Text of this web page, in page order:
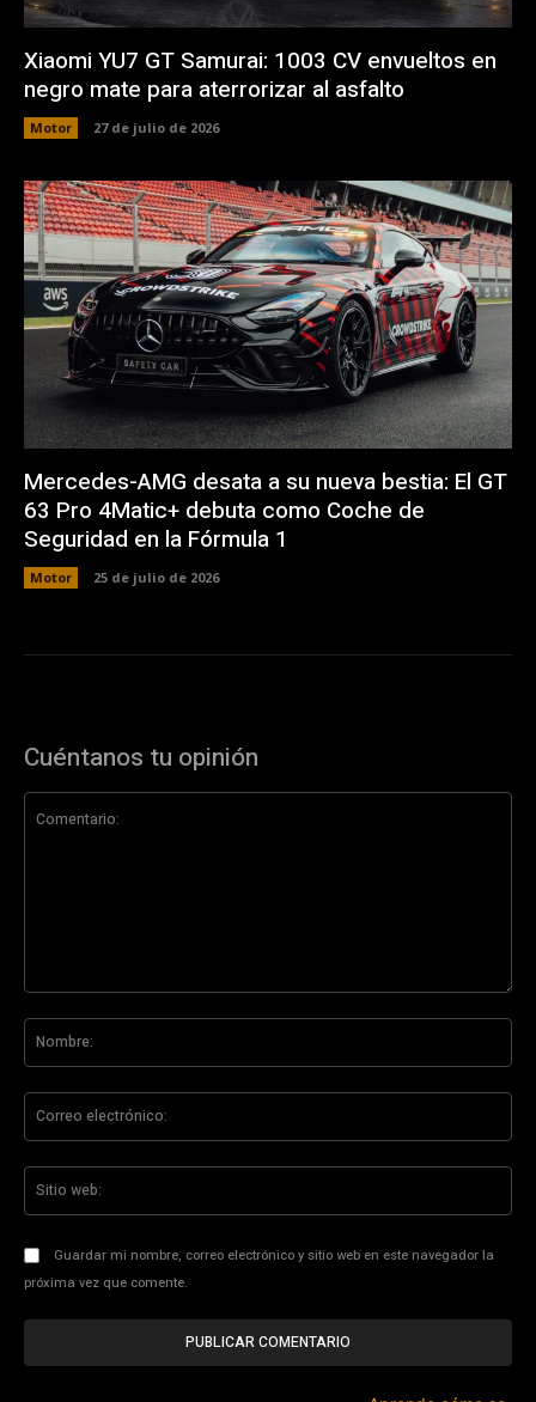
Xiaomi YU7 GT Samurai: 1003 CV envueltos en
negro mate para aterrorizar al asfalto
Motor 27 de julio de 2026
Mercedes-AMG desata a su nueva bestia: El GT
63 Pro 4Matic+ debuta como Coche de
Seguridad en la Fórmula 1
Motor 25 de julio de 2026
Cuéntanos tu opinión
Guardar mi nombre, correo electrónico y sitio web en este navegador la
próxima vez que comente.